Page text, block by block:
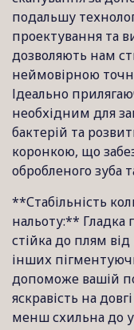
подальшу
проектування та
дозволяють нам
неймовірною
Ідеально
необхідним для
бактерій та
коронкою, що
обробленого зуба
**Стабільність
нальоту:** Гладка
стійка до плям
інших
допоможе вашій
яскравість на
менш схильна до